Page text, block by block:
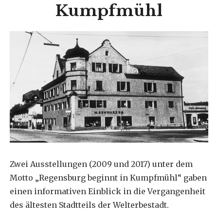
Kumpfmühl
Zwei Ausstellungen (2009 und 2017) unter dem
Motto „Regensburg beginnt in Kumpfmühl“ gaben
einen informativen Einblick in die Vergangenheit
des ältesten Stadtteils der Welterbestadt.